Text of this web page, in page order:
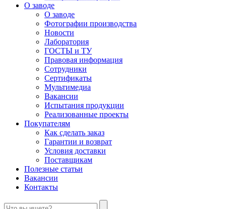
О заводе
О заводе
Фотографии производства
Новости
Лаборатория
ГОСТЫ и ТУ
Правовая информация
Сотрудники
Сертификаты
Мультимедиа
Вакансии
Испытания продукции
Реализованные проекты
Покупателям
Как сделать заказ
Гарантии и возврат
Условия доставки
Поставщикам
Полезные статьи
Вакансии
Контакты